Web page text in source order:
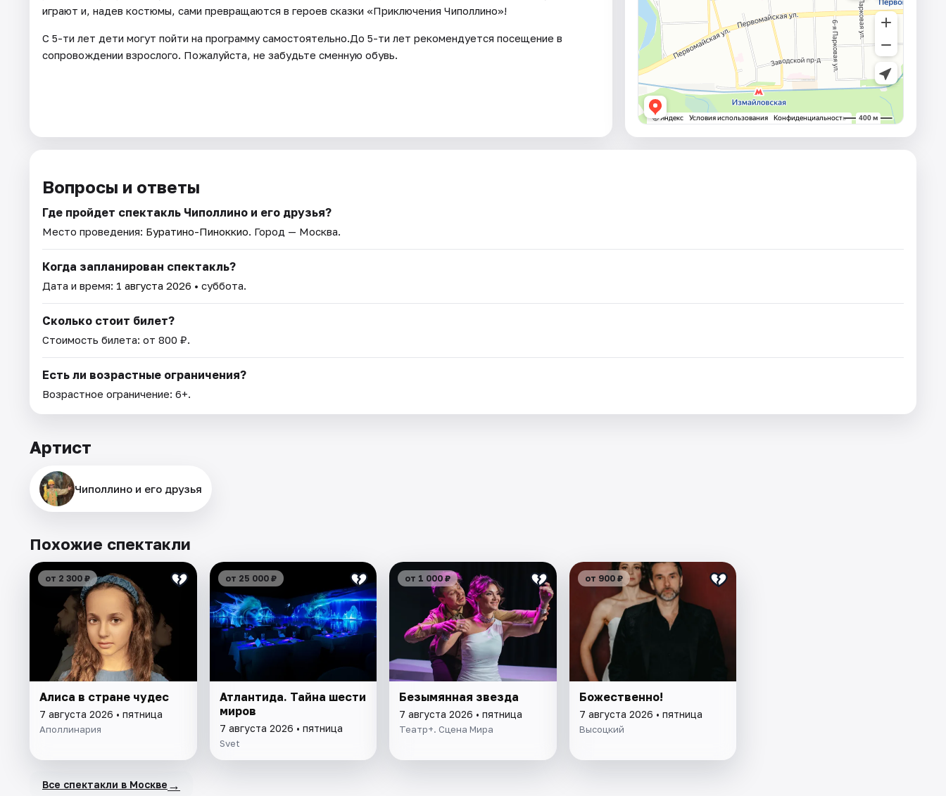
играют и, надев костюмы, сами превращаются в героев сказки «Приключения Чиполлино»!
С 5-ти лет дети могут пойти на программу самостоятельно.До 5-ти лет рекомендуется посещение в
сопровождении взрослого. Пожалуйста, не забудьте сменную обувь.
Вопросы и ответы
Где пройдет спектакль Чиполлино и его друзья?
Место проведения: Буратино-Пиноккио. Город — Москва.
Когда запланирован спектакль?
Дата и время: 1 августа 2026 • суббота.
Сколько стоит билет?
Стоимость билета: от 800 ₽.
Есть ли возрастные ограничения?
Возрастное ограничение: 6+.
Артист
Чиполлино и его друзья
Похожие спектакли
от 2 300 ₽
Алиса в стране чудес
7 августа 2026 • пятница
Аполлинария
от 25 000 ₽
Атлантида. Тайна шести
миров
7 августа 2026 • пятница
Svet
от 1 000 ₽
Безымянная звезда
7 августа 2026 • пятница
Театр+. Сцена Мира
от 900 ₽
Божественно!
7 августа 2026 • пятница
Высоцкий
Все спектакли в Москве →